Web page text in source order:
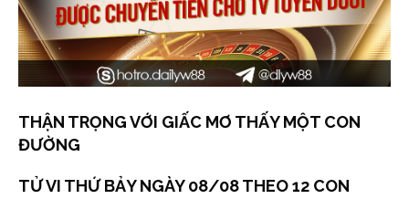
THẬN TRỌNG VỚI GIẤC MƠ THẤY MỘT CON
ĐƯỜNG
TỬ VI THỨ BẢY NGÀY 08/08 THEO 12 CON